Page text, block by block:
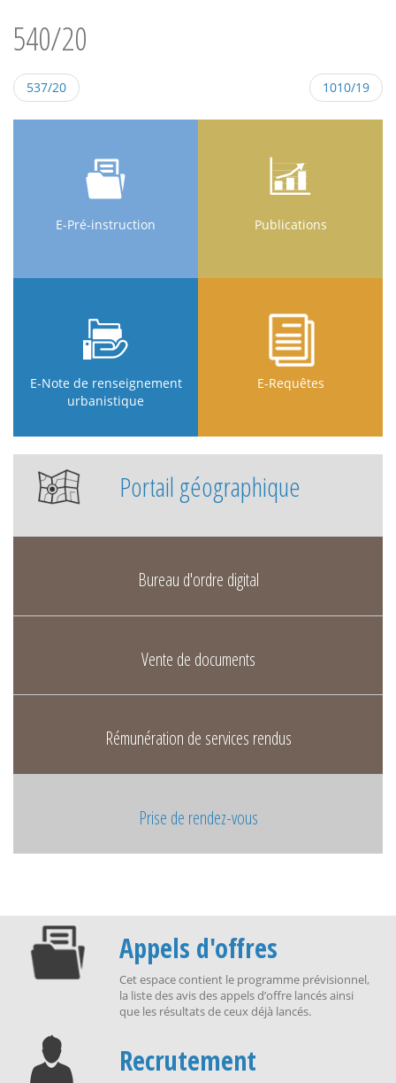
540/20
537/20 1010/19
E-Pré-instruction Publications
E-Note de renseignement
urbanistique
E-Requêtes
Portail géographique
Bureau d'ordre digital
Vente de documents
Rémunération de services rendus
Prise de rendez-vous
Appels d'offres
Cet espace contient le programme prévisionnel,
la liste des avis des appels d’offre lancés ainsi
que les résultats de ceux déjà lancés.
Recrutement